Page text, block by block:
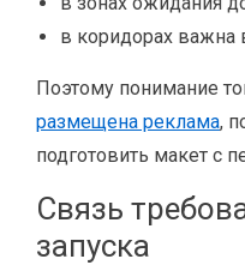
в коридорах важна
Поэтому понимание
размещена реклама,
подготовить макет с
Связь
запуска